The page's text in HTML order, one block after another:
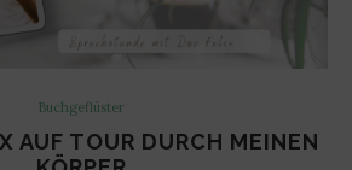
Buchgeflüster
AUF TOUR DURCH MEINEN